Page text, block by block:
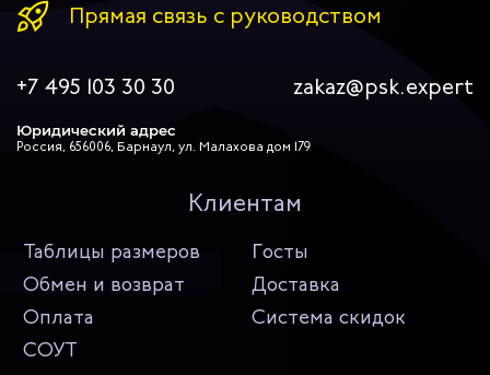
Прямая связь с руководством
+7 495 103 30 30 zakaz@psk.expert
Юридический адрес
Россия, 656006, Барнаул, ул. Малахова дом 179
Клиентам
Таблицы размеров
Госты
Обмен и возврат
Доставка
Оплата
Система скидок
СОУТ